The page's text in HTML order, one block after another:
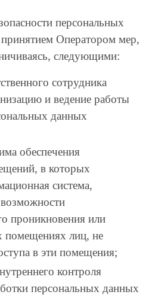
персональных
принятием Оператором мер,
следующими:
сотрудника
и ведение работы
данных
обеспечения
в которых
система,
проникновения или
помещениях лиц, не
в эти помещения;
контроля
персональных данных